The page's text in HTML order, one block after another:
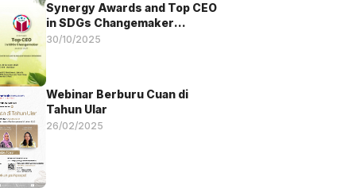
Synergy Awards and Top CEO
in SDGs Changemaker
Awards 2025
30/10/2025
Webinar Berburu Cuan di
Tahun Ular
26/02/2025